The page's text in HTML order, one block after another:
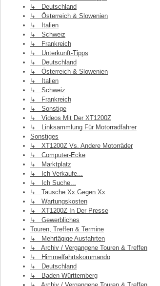
↳ Deutschland
↳ Österreich & Slowenien
↳ Italien
↳ Schweiz
↳ Frankreich
↳ Unterkunft-Tipps
↳ Deutschland
↳ Österreich & Slowenien
↳ Italien
↳ Schweiz
↳ Frankreich
↳ Sonstige
↳ Videos Mit Der XT1200Z
↳ Linksammlung Für Motorradfahrer
Sonstiges
↳ XT1200Z Vs. Andere Motorräder
↳ Computer-Ecke
↳ Marktplatz
↳ Ich Verkaufe...
↳ Ich Suche...
↳ Tausche Xx Gegen Xx
↳ Wartungskosten
↳ XT1200Z In Der Presse
↳ Gewerbliches
Touren, Treffen & Termine
↳ Mehrtägige Ausfahrten
↳ Archiv / Vergangene Touren & Treffen
↳ Himmelfahrtskommando
↳ Deutschland
↳ Baden-Württemberg